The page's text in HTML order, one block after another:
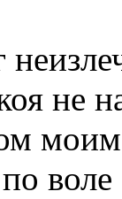
не
воле